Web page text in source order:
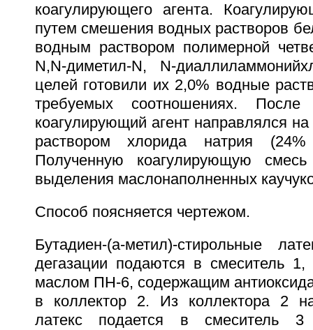
коагулирующего агента.
путем смешения водных растворов
водным раствором полимерной
N,N-диметил-N, N-
целей готовили их 2,0% водные
требуемых соотношениях. После
коагулирующий агент направлялся
раствором хлорида натрия
Полученную коагулирующую
выделения маслонаполненных
Способ поясняется чертежом.
Бутадиен-(a-метил)-стирольные
дегазации подаются в смеситель
маслом ПН-6, содержащим
в коллектор 2. Из коллектора 2
латекс подается в смеситель